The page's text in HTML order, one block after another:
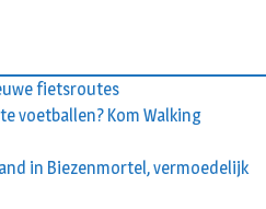
fietsroutes
voetballen? Kom Walking
in Biezenmortel, vermoedelijk